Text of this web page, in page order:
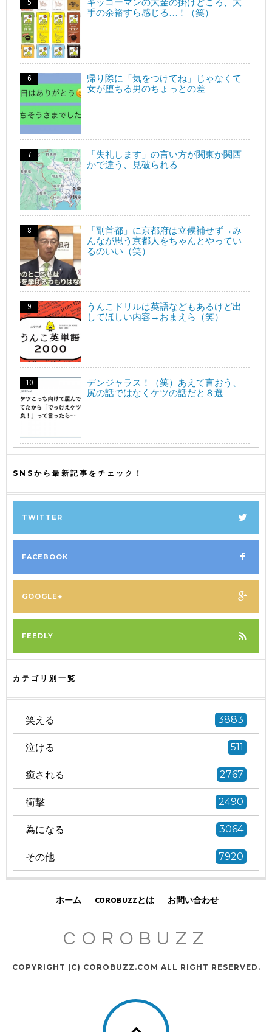
手の余裕すら感じる…！（笑）
帰り際に「気をつけてね」じゃなくて
女が堕ちる男のちょっとの差
「失礼します」の言い方が関東か関西
かで違う、見破られる
「副首都」に京都府は立候補せず→み
んなが思う京都人をちゃんとやってい
るのいい（笑）
うんこドリルは英語などもあるけど出
してほしい内容→おまえら（笑）
デンジャラス！（笑）あえて言おう、
尻の話ではなくケツの話だと８選
SNSから最新記事をチェック！
TWITTER
FACEBOOK
GOOGLE+
FEEDLY
カテゴリ別一覧
笑える 3883
泣ける 511
癒される 2767
衝撃 2490
為になる 3064
その他 7920
ホーム COROBUZZとは お問い合わせ
COROBUZZ
COPYRIGHT (C) COROBUZZ.COM ALL RIGHT RESERVED.